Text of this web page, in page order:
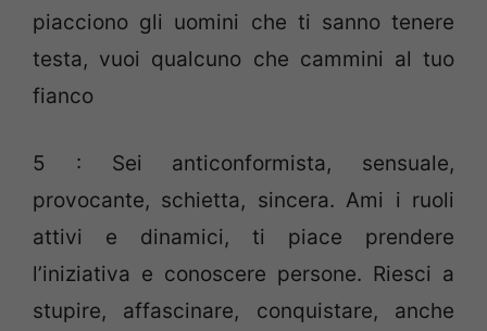
piacciono gli uomini che ti sanno tenere
testa, vuoi qualcuno che cammini al tuo
fianco
5 : Sei anticonformista, sensuale,
provocante, schietta, sincera. Ami i ruoli
attivi e dinamici, ti piace prendere
l’iniziativa e conoscere persone. Riesci a
stupire, affascinare, conquistare, anche